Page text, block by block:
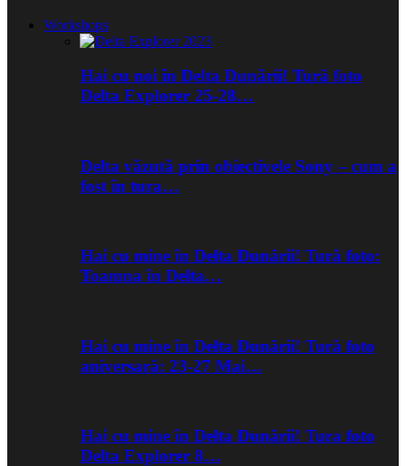
Workshops
Hai cu noi în Delta Dunării! Tură foto
Delta Explorer 25-28…
Delta văzută prin obiectivele Sony – cum a
fost în tura…
Hai cu mine în Delta Dunării! Tură foto:
Toamna în Delta…
Hai cu mine în Delta Dunării! Tură foto
aniversară: 23-27 Mai…
Hai cu mine în Delta Dunării! Tura foto
Delta Explorer 8…